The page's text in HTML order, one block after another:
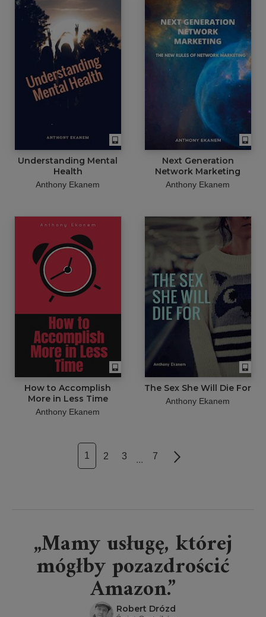
Understanding Mental
Health
Anthony Ekanem
Next Generation
Network Marketing
Anthony Ekanem
How to Accomplish
More in Less Time
Anthony Ekanem
The Sex She Will Die For
Anthony Ekanem
1 2 3 ... 7 Next
„Mamy usługę, której
mógłby pozazdrościć
Amazon.”
Robert Drózd